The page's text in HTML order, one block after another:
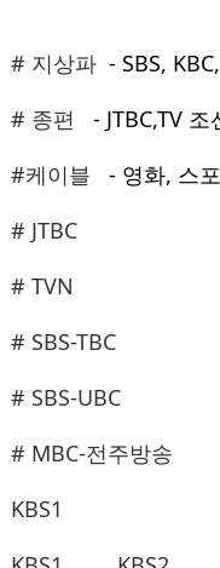
# 지상파- SBS,
# 종편 - JTBC,TV
#케이블 - 영화, 스
# JTBC
# TVN
# SBS-TBC
# SBS-UBC
# MBC-전주방송
KBS1